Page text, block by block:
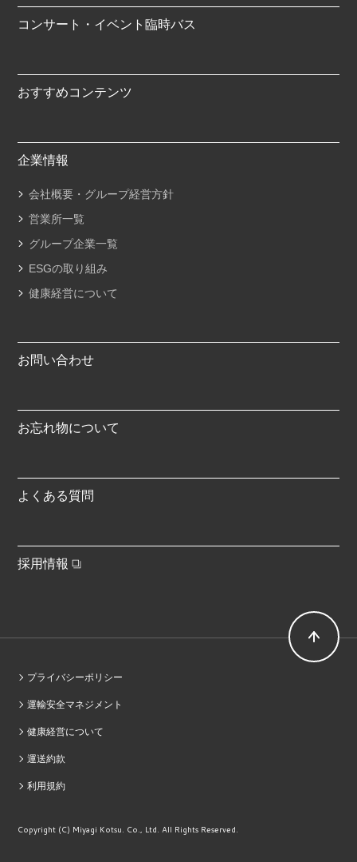
コンサート・イベント臨時バス
おすすめコンテンツ
企業情報
会社概要・グループ経営方針
営業所一覧
グループ企業一覧
ESGの取り組み
健康経営について
お問い合わせ
お忘れ物について
よくある質問
採用情報
プライバシーポリシー
運輸安全マネジメント
健康経営について
運送約款
利用規約
Copyright (C) Miyagi Kotsu. Co., Ltd. All Rights Reserved.